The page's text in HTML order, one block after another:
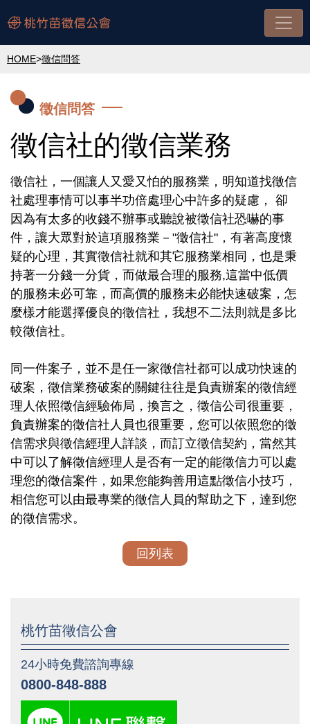
HOME>徵信問答
徵信問答
徵信社的徵信業務
徵信社 ，一個讓人又愛又怕的服務業，明知道找徵信
社處理事情可以事半功倍處理心中許多的疑慮， 卻
因為有太多的收錢不辦事或聽說被徵信社恐嚇的事
件，讓大眾對於這項服務業－ "徵信社" ，有著高度懷
疑的心理，其實徵信社就和其它服務業相同，也是秉
持著一分錢一分貨，而做最合理的服務,這當中低價
的服務未必可靠，而高價的服務未必能快速破案，怎
麼樣才能選擇優良的徵信社 ，我想不二法則就是多比
較徵信社。
同一件案子，並不是任一家徵信社都可以成功快速的
破案， 徵信業務破案的關鍵往往是負責辦案的徵信經
理人依照徵信經驗佈局，換言之， 徵信公司 很重要，
負責辦案的徵信社 人員也很重要，您可以依照您的徵
信需求與徵信經理人詳談，而訂立徵信契約，當然其
中可以了解徵信經理人是否有一定的能徵信力可以處
理您的徵信案件，如果您能夠善用這點徵信小技巧，
相信您可以由最專業的徵信人員的幫助之下，達到您
的徵信需求。
回列表
桃竹苗徵信公會
24小時免費諮詢專線
0800-848-888